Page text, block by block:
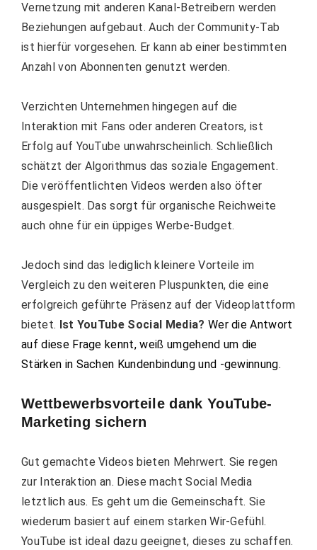
Vernetzung mit anderen Kanal-Betreibern werden
Beziehungen aufgebaut. Auch der Community-Tab
ist hierfür vorgesehen. Er kann ab einer bestimmten
Anzahl von Abonnenten genutzt werden.
Verzichten Unternehmen hingegen auf die
Interaktion mit Fans oder anderen Creators, ist
Erfolg auf YouTube unwahrscheinlich. Schließlich
schätzt der Algorithmus das soziale Engagement.
Die veröffentlichten Videos werden also öfter
ausgespielt. Das sorgt für organische Reichweite
auch ohne für ein üppiges Werbe-Budget.
Jedoch sind das lediglich kleinere Vorteile im
Vergleich zu den weiteren Pluspunkten, die eine
erfolgreich geführte Präsenz auf der Videoplattform
bietet. Ist YouTube Social Media? Wer die Antwort
auf diese Frage kennt, weiß umgehend um die
Stärken in Sachen Kundenbindung und -gewinnung.
Wettbewerbsvorteile dank YouTube-
Marketing sichern
Gut gemachte Videos bieten Mehrwert. Sie regen
zur Interaktion an. Diese macht Social Media
letztlich aus. Es geht um die Gemeinschaft. Sie
wiederum basiert auf einem starken Wir-Gefühl.
YouTube ist ideal dazu geeignet, dieses zu schaffen.